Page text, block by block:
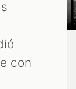
con